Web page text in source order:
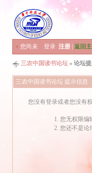
» 您尚未 登录 注册 返回
三农中国读书论坛 » 论坛
三农中国读书论坛 提示信息
您没有登录或者您没有
您无权限编
您还不是论